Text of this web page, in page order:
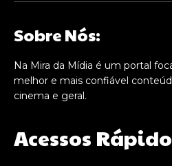
Sobre Nós:
Na Mira da Mídia é um portal
melhor e mais confiável
cinema e geral.
Acessos